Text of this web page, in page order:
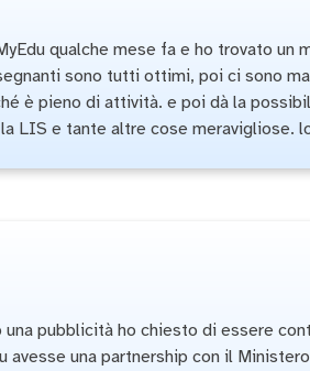
qualche mese fa e ho trovato
sono tutti ottimi, poi ci sono
è pieno di attività. e poi dà la
LIS e tante altre cose meravigliose.
una pubblicità ho chiesto di essere
avesse una partnership con il